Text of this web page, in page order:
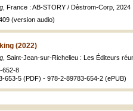
, France : AB-STORY / Dèstrom-Corp, 2024
(version audio)
(2022)
, Saint-Jean-sur-Richelieu : Les Éditeurs
652-8
653-5 (PDF) - 978-2-89783-654-2 (ePUB)